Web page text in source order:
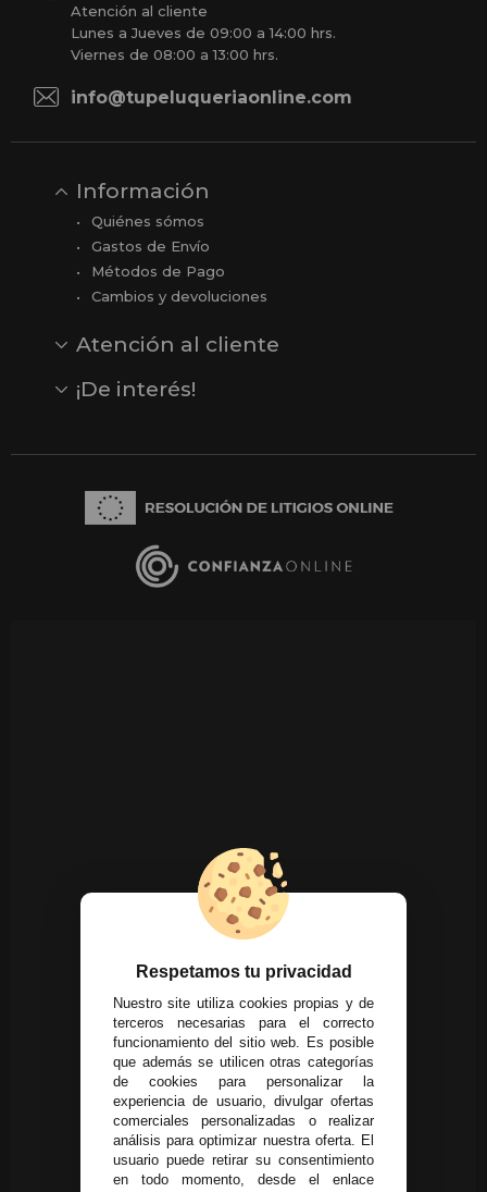
Atención al cliente
Lunes a Jueves de 09:00 a 14:00 hrs.
Viernes de 08:00 a 13:00 hrs.
info@tupeluqueriaonline.com
Información
Quiénes sómos
Gastos de Envío
Métodos de Pago
Cambios y devoluciones
Atención al cliente
Opiniones
Reseñas en Google
¡De interés!
Respetamos tu privacidad
Nuestro site utiliza cookies propias y de
terceros necesarias para el correcto
funcionamiento del sitio web. Es posible
que además se utilicen otras categorías
de cookies para personalizar la
experiencia de usuario, divulgar ofertas
comerciales personalizadas o realizar
análisis para optimizar nuestra oferta. El
usuario puede retirar su consentimiento
en todo momento, desde el enlace